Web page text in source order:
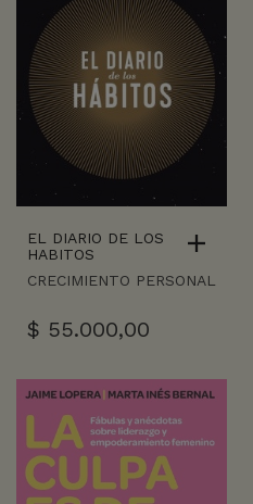
EL DIARIO DE LOS
HABITOS
CRECIMIENTO PERSONAL
$ 55.000,00